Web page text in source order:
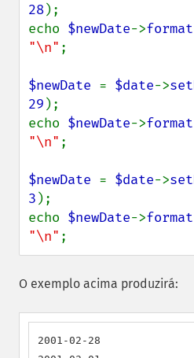
28);
echo $newDate->format
"\n" ;
$newDate = $date->
29 );
echo $newDate->format
"\n" ;
$newDate = $date->
3 );
echo $newDate->format
"\n" ;
O exemplo acima produzirá:
2001-02-28